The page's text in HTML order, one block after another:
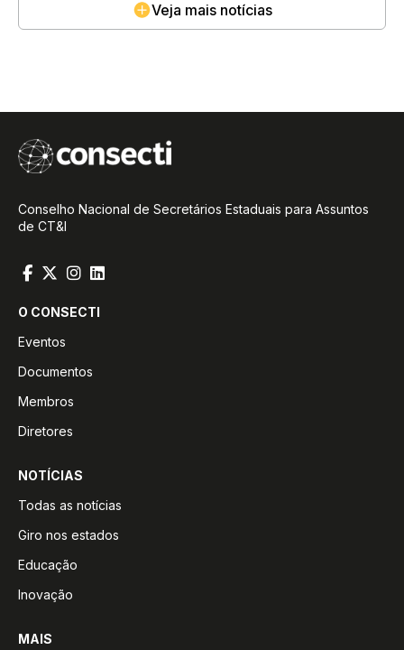
Veja mais notícias
Conselho Nacional de Secretários Estaduais para Assuntos
de CT&I
O CONSECTI
Eventos
Documentos
Membros
Diretores
NOTÍCIAS
Todas as notícias
Giro nos estados
Educação
Inovação
MAIS